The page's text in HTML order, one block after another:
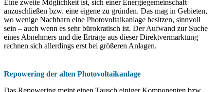
Eine zweite Möglichkeit ist, sich einer Energiegemeinschaft
anzuschließen bzw. eine eigene zu gründen. Das mag in Gebieten,
wo wenige Nachbarn eine Photovoltaikanlage besitzen, sinnvoll
sein – auch wenn es sehr bürokratisch ist. Der Aufwand zur Suche
eines Abnehmers und die Erträge aus dieser Direktvermarktung
rechnen sich allerdings erst bei größeren Anlagen.
Repowering der alten Photovoltaikanlage